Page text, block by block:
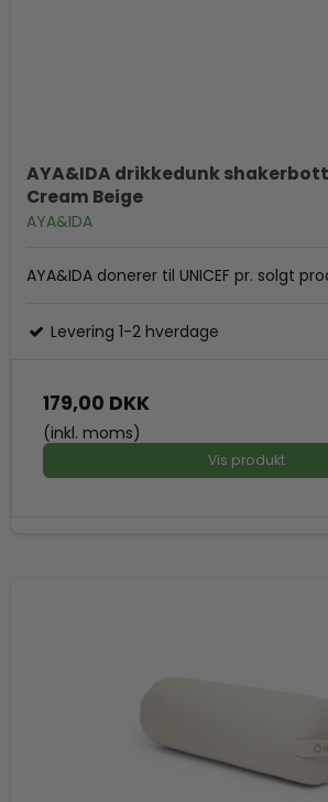
AYA&IDA drikkedunk
Cream Beige
AYA&IDA
AYA&IDA donerer til UNICEF pr. solgt
Levering 1-2 hverdage
179,00 DKK
(inkl. moms)
Vis produkt